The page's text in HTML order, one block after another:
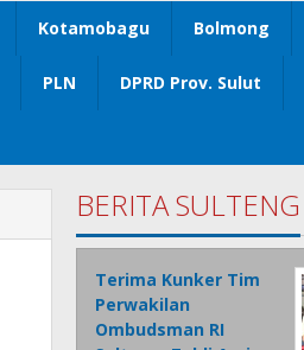
Kotamobagu Bolmong
PLN DPRD Prov. Sulut
BERITA SULTENG
Terima Kunker Tim
Perwakilan
Ombudsman RI